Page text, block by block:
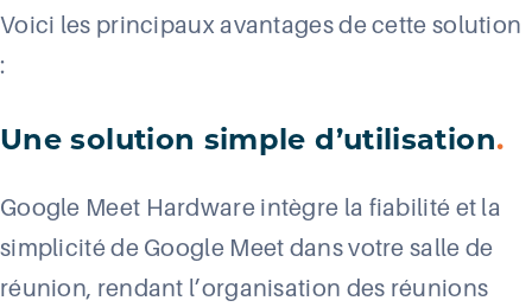
Voici les principaux avantages de cette solution
:
Une solution simple d’utilisation.
Google Meet Hardware intègre la fiabilité et la
simplicité de Google Meet dans votre salle de
réunion, rendant l’organisation des réunions